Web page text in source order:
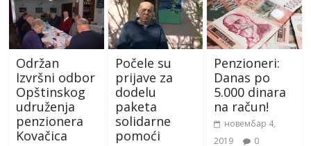
Održan
Izvršni odbor
Opštinskog
udruženja
penzionera
Kovačica
Počele su
prijave za
dodelu
paketa
solidarne
pomoći
Penzioneri:
Danas po
5.000 dinara
na račun!
новембар 4,
2019
0